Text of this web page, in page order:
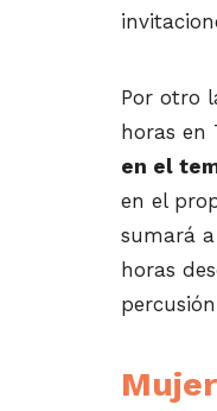
Por otro
horas en
en el
en el
sumará
horas